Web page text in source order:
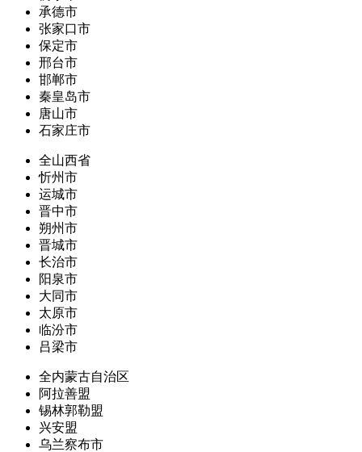
承德市
张家口市
保定市
邢台市
邯郸市
秦皇岛市
唐山市
石家庄市
全山西省
忻州市
运城市
晋中市
朔州市
晋城市
长治市
阳泉市
大同市
太原市
临汾市
吕梁市
全内蒙古自治区
阿拉善盟
锡林郭勒盟
兴安盟
乌兰察布市